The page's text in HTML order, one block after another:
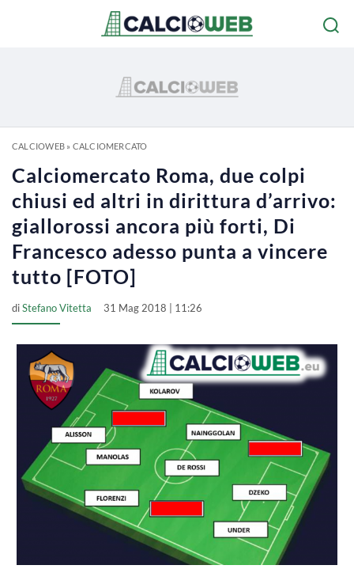
CALCIOWEB» CALCIOMERCATO
Calciomercato Roma, due colpi
chiusi ed altri in dirittura d’arrivo:
giallorossi ancora più forti, Di
Francesco adesso punta a vincere
tutto [FOTO]
diStefano Vitetta 31 Mag 2018 | 11:26